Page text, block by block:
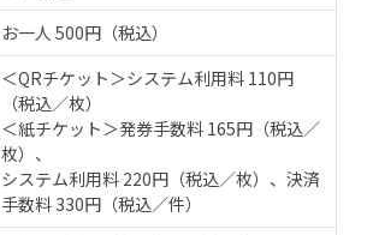
お一人 500円（税込）
＜QRチケット＞システム利用料 110円
（税込／枚）
＜紙チケット＞発券手数料 165円（税込／
枚）、
システム利用料 220円（税込／枚）、決済
手数料 330円（税込／件）